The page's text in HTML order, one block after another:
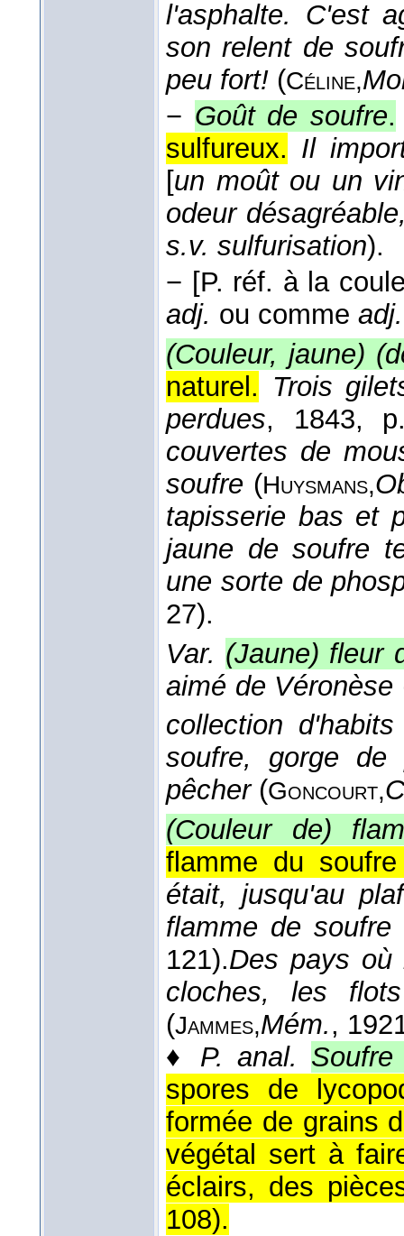
l'asphalte. C'est
son relent de
peu fort! (Céline,
− Goût de soufre.
sulfureux. Il
[un moût ou un
odeur
s.v. sulfurisation).
− [P. réf. à la
adj. ou comme
(Couleur, jaune)
naturel. Trois
perdues, 1843,
couvertes de
soufre (Huysmans,
tapisserie bas et
jaune de soufre
une sorte de
27).
Var. (Jaune) fleur
aimé de Véronèse
collection
soufre, gorge
pêcher(Goncourt,
(Couleur de)
flamme du
était, jusqu'au
flamme de soufre
121).Des pays où
cloches, les
(Jammes,Mém.,
♦ P. anal.
spores de
formée de grains
végétal sert à
éclairs, des
108).